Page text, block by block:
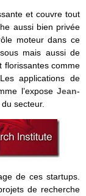
et couvre tout
aussi bien privée
moteur dans ce
mais aussi de
florissantes comme
applications de
l’expose Jean-
secteur.
de ces startups.
de recherche